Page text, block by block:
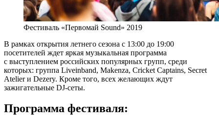
Фестиваль «Первомай Sound» 2019
В рамках открытия летнего сезона с 13:00 до 19:00
посетителей ждет яркая музыкальная программа
с выступлением российских популярных групп, среди
которых: группа Liveinband, Makenza, Cricket Captains, Secret
Atelier и Dezery. Кроме того, всех желающих ждут
зажигательные DJ-сеты.
Программа фестиваля: